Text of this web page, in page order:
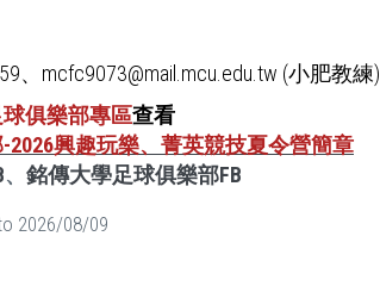
、mcfc9073@mail.mcu.edu.tw (小肥教練)
球俱樂部專區查看
2026興趣玩樂、菁英競技夏令營簡章
、 銘傳大學足球俱樂部FB
2026/08/09